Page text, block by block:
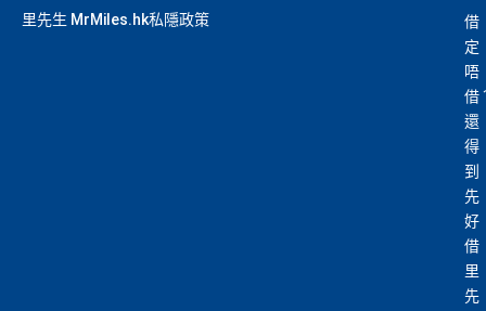
里先生 MrMiles.hk私隱政策
借
定
唔
借
還
得
到
先
好
借
里
先